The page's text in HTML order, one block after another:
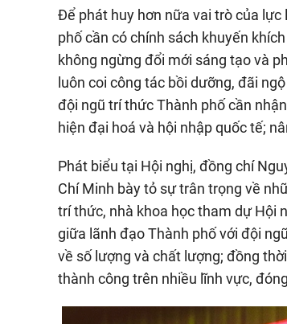
Để phát huy hơn nữa vai trò của
phố cần có chính sách khuyến
không ngừng đổi mới sáng tạo và
luôn coi công tác bồi dưỡng, đãi
đội ngũ trí thức Thành phố cần
hiện đại hoá và hội nhập quốc tế;
Phát biểu tại Hội nghị, đồng chí
Chí Minh bày tỏ sự trân trọng về
trí thức, nhà khoa học tham dự Hội
giữa lãnh đạo Thành phố với đội
về số lượng và chất lượng; đồng
thành công trên nhiều lĩnh vực,